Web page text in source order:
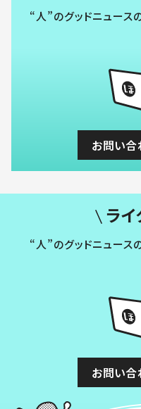
“人”のグッドニュース
お問い
ライ
“人”のグッドニュース
お問い